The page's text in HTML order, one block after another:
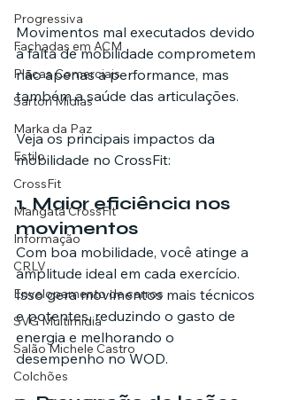
Progressiva
Fachadas em ACM
Placas Comerciais
Sartori Mídias
Marka da Paz
Estilo
CrossFit
Mangata CrossFit
Informação
CRLV
Envelopamento de carros
SVG Multimídia
Salão Michele Castro
Colchões
Movimentos mal executados devido
à falta de mobilidade comprometem
não apenas a performance, mas
também a saúde das articulações.
Veja os principais impactos da
mobilidade no CrossFit:
1. Maior eficiência nos
movimentos
Com boa mobilidade, você atinge a
amplitude ideal em cada exercício.
Isso gera movimentos mais técnicos
e potentes, reduzindo o gasto de
energia e melhorando o
desempenho no WOD.